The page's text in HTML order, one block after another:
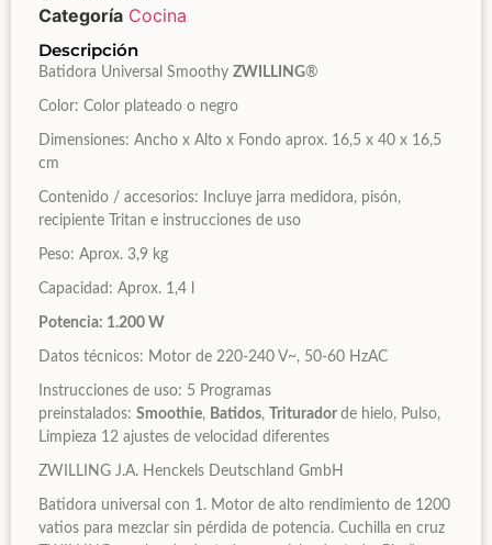
Categoría Cocina
Descripción
Batidora Universal Smoothy ZWILLING®
Color: Color plateado o negro
Dimensiones: Ancho x Alto x Fondo aprox. 16,5 x 40 x 16,5
cm
Contenido / accesorios: Incluye jarra medidora, pisón,
recipiente
Tritan e instrucciones de uso
Peso: Aprox. 3,9 kg
Capacidad: Aprox. 1,4 l
Potencia: 1.200 W
Datos técnicos: Motor de 220-240 V~, 50-60 HzAC
Instrucciones de uso: 5 Programas
preinstalados: Smoothie, Batidos, Triturador de hielo, Pulso,
Limpieza 12 ajustes de velocidad diferentes
ZWILLING J.A. Henckels Deutschland GmbH
Batidora universal con 1. Motor de alto rendimiento de 1200
vatios para mezclar sin pérdida de potencia. Cuchilla en cruz